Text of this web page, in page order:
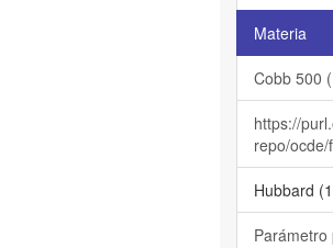
Materia
Cobb 500
https://
repo/
Hubbard
Parámetro